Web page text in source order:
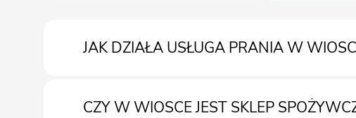
JAK DZIAŁA USŁUGA PRANIA W
W wiosce znajdują się pralki na monety.
CZY W WIOSCE JEST SKLEP